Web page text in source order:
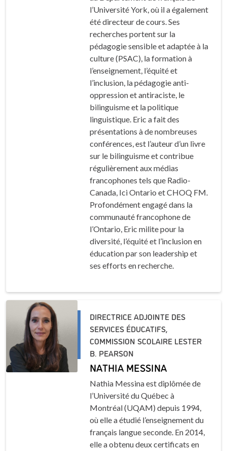
l’Université York, où il a également
été directeur de cours. Ses
recherches portent sur la
pédagogie sensible et adaptée à la
culture (PSAC), la formation à
l’enseignement, l’équité et
l’inclusion, la pédagogie anti-
oppression et antiraciste, le
bilinguisme et la politique
linguistique. Eric a fait des
présentations à de nombreuses
conférences, est l’auteur d’un livre
sur le bilinguisme et contribue
régulièrement aux médias
francophones tels que Radio-
Canada, Ici Ontario et CHOQ FM.
Profondément engagé dans la
communauté francophone de
l’Ontario, Eric milite pour la
diversité, l’équité et l’inclusion en
éducation par son leadership et
ses efforts en recherche.
DIRECTRICE ADJOINTE DES
SERVICES ÉDUCATIFS,
COMMISSION SCOLAIRE LESTER
B. PEARSON
NATHIA MESSINA
Nathia Messina est diplômée de
l’Université du Québec à
Montréal (UQAM) depuis 1994,
où elle a étudié l’enseignement du
français langue seconde. En 2014,
elle a obtenu deux certificats en